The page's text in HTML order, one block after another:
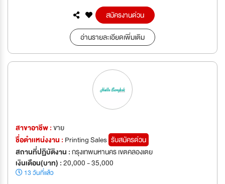
สมัครงานด่วน
อ่านรายละเอียดเพิ่มเติม
สาขาอาชีพ :ขาย
ชื่อตำเเหน่งงาน : Printing Sales รับสมัครด่วน
สถานที่ปฏิบัติงาน :กรุงเทพมหานคร เขตคลองเตย
เงินเดือน(บาท) :20,000 - 35,000
13 วันที่แล้ว